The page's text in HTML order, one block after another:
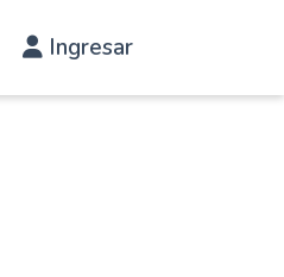
Ingresar